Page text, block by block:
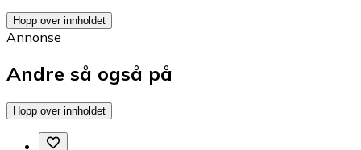
Hopp over innholdet
Annonse
Andre så også på
Hopp over innholdet